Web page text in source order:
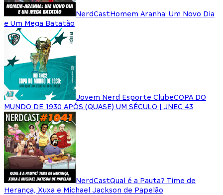
NerdCastHomem Aranha: Um Novo Dia
e Um Mega Batatão
Jovem Nerd Esporte ClubeCOPA DO
MUNDO DE 1930 APÓS (QUASE) UM SÉCULO | JNEC 43
NerdCastQual é a Pauta? Time de
Herança, Xuxa e Michael Jackson de Papelão